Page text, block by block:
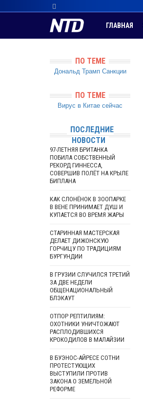
ГЛАВНАЯ
ПО ТЕМЕ
Дональд Трамп Санкции
ПО ТЕМЕ
Вирус в Китае сейчас
ПОСЛЕДНИЕ
НОВОСТИ
97-ЛЕТНЯЯ БРИТАНКА
ПОБИЛА СОБСТВЕННЫЙ
РЕКОРД ГИННЕССА,
СОВЕРШИВ ПОЛЁТ НА КРЫЛЕ
БИПЛАНА
КАК СЛОНЁНОК В ЗООПАРКЕ
В ВЕНЕ ПРИНИМАЕТ ДУШ И
КУПАЕТСЯ ВО ВРЕМЯ ЖАРЫ
СТАРИННАЯ МАСТЕРСКАЯ
ДЕЛАЕТ ДИЖОНСКУЮ
ГОРЧИЦУ ПО ТРАДИЦИЯМ
БУРГУНДИИ
В ГРУЗИИ СЛУЧИЛСЯ ТРЕТИЙ
ЗА ДВЕ НЕДЕЛИ
ОБЩЕНАЦИОНАЛЬНЫЙ
БЛЭКАУТ
ОТПОР РЕПТИЛИЯМ:
ОХОТНИКИ УНИЧТОЖАЮТ
РАСПЛОДИВШИХСЯ
КРОКОДИЛОВ В МАЛАЙЗИИ
В БУЭНОС-АЙРЕСЕ СОТНИ
ПРОТЕСТУЮЩИХ
ВЫСТУПИЛИ ПРОТИВ
ЗАКОНА О ЗЕМЕЛЬНОЙ
РЕФОРМЕ